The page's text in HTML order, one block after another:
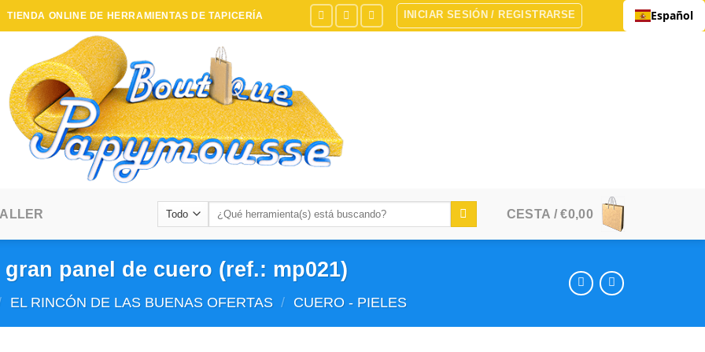
TIENDA ONLINE DE HERRAMIENTAS DE TAPICERÍA INICIAR SESIÓN / REGISTRARSE Español
Buscar: CESTA /€0,00
gran panel de cuero (ref.: mp021)
EL RINCÓN DE LAS BUENAS OFERTAS / CUERO - PIELES